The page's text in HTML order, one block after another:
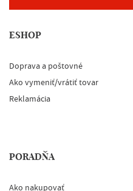
ESHOP
Doprava a poštovné
Ako vymeniť/vrátiť tovar
Reklamácia
PORADŇA
Ako nakupovať